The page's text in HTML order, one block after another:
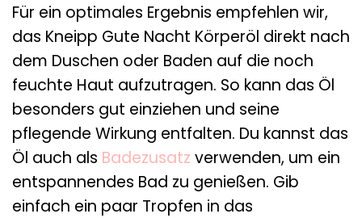
Für ein optimales Ergebnis empfehlen wir,
das Kneipp Gute Nacht Körperöl direkt nach
dem Duschen oder Baden auf die noch
feuchte Haut aufzutragen. So kann das Öl
besonders gut einziehen und seine
pflegende Wirkung entfalten. Du kannst das
Öl auch als Badezusatz verwenden, um ein
entspannendes Bad zu genießen. Gib
einfach ein paar Tropfen in das